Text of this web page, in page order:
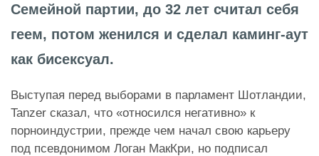
Семейной партии, до 32 лет считал себя
геем, потом женился и сделал каминг-аут
как бисексуал.
Выступая перед выборами в парламент Шотландии,
Tanzer сказал, что «относился негативно» к
порноиндустрии, прежде чем начал свою карьеру
под псевдонимом Логан МакКри, но подписал